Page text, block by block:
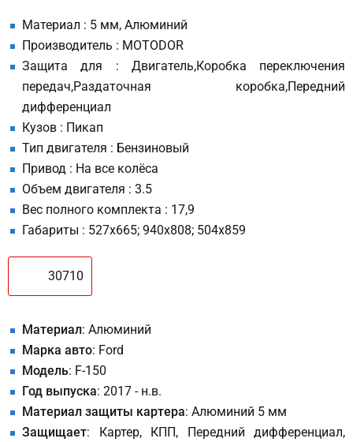
Материал : 5 мм, Алюминий
Производитель : MOTODOR
Защита для : Двигатель,Коробка переключения
передач,Раздаточная коробка,Передний
дифференциал
Кузов : Пикап
Тип двигателя : Бензиновый
Привод : На все колёса
Объем двигателя : 3.5
Вес полного комплекта : 17,9
Габариты : 527x665; 940x808; 504x859
30710
Материал: Алюминий
Марка авто: Ford
Модель: F-150
Год выпуска: 2017 - н.в.
Материал защиты картера: Алюминий 5 мм
Защищает: Картер, КПП, Передний дифференциал,